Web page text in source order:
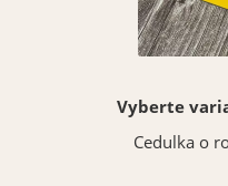
Vyberte
Cedulka o